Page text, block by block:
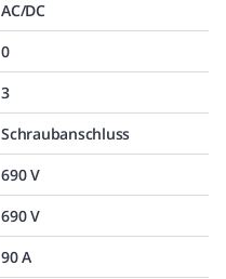
AC/DC
0
3
Schraubanschluss
690 V
690 V
90 A